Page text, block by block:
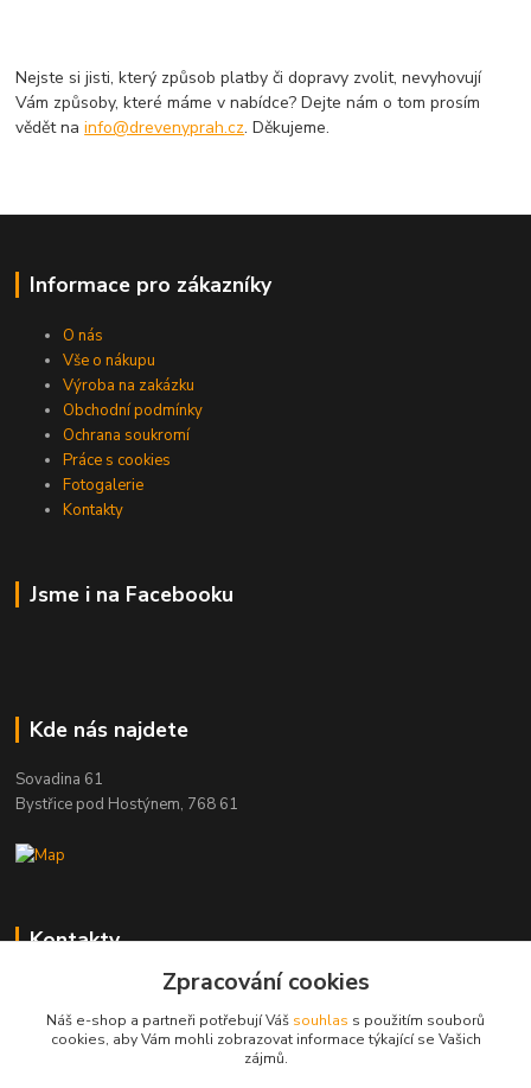
Nejste si jisti, který způsob platby či dopravy zvolit, nevyhovují
Vám způsoby, které máme v nabídce? Dejte nám o tom prosím
vědět nainfo@drevenyprah.cz. Děkujeme.
Informace pro zákazníky
O nás
Vše o nákupu
Výroba na zakázku
Obchodní podmínky
Ochrana soukromí
Práce s cookies
Fotogalerie
Kontakty
Jsme i na Facebooku
Kde nás najdete
Sovadina 61
Bystřice pod Hostýnem, 768 61
Kontakty
DŘEVOPRODUKT BEDNAŘÍK s.r.o.
+420 739 454 600
(Po-Pá, 7-15 hod.)
Zpracování cookies
Náš e-shop a partneři potřebují Váš souhlas s použitím souborů
cookies, aby Vám mohli zobrazovat informace týkající se Vašich
zájmů.